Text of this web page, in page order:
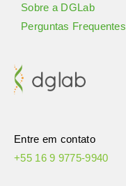
Sobre a DGLab
Perguntas Frequentes
Entre em contato
+55 16 9 9775-9940